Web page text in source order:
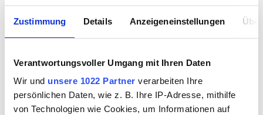
Zustimmung Details Anzeigeneinstellungen
Verantwortungsvoller Umgang mit Ihren Daten
Wir und unsere 1022 Partner verarbeiten Ihre
persönlichen Daten, wie z. B. Ihre IP-Adresse, mithilfe
von Technologien wie Cookies, um Informationen auf